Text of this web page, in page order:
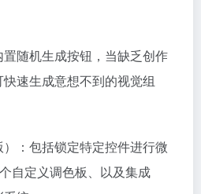
随机生成按钮，当缺乏创作
速生成意想不到的视觉组
：包括锁定特定控件进行微
自定义调色板、以及集成